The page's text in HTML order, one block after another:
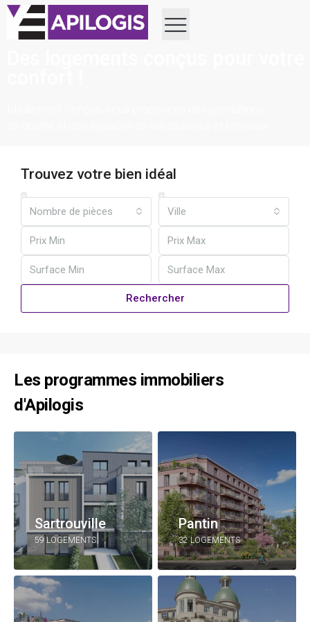
Trouvez votre bien idéal
Nombre de pièces Ville
Rechercher
Les programmes immobiliers
d'Apilogis
Sartrouville
59 LOGEMENTS
Pantin
32 LOGEMENTS